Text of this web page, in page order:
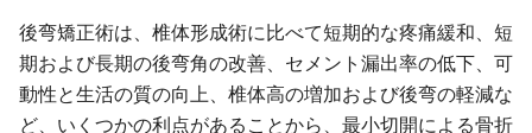
後弯矯正術は、椎体形成術に比べて短期的な疼痛緩和、短
期および長期の後弯角の改善、セメント漏出率の低下、可
動性と生活の質の向上、椎体高の増加および後弯の軽減な
ど、いくつかの利点があることから、最小切開による骨折